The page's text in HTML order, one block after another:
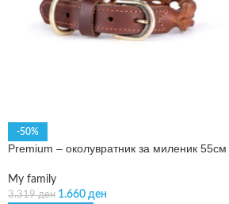
-50%
Premium – околувратник за миленик 55см
My family
3.319ден 1.660 ден